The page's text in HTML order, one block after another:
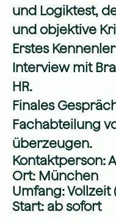
und Logiktest,
und objektive
Erstes
Interview mit
HR.
Finales
Fachabteilung
überzeugen.
Kontaktperson:
Ort: München
Umfang: Vollzeit
Start: ab sofort